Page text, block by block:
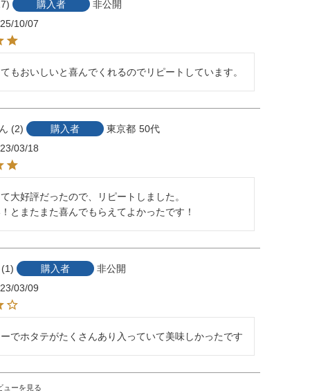
購入者
非公開
10/07
もおいしいと喜んでくれるのでリピートしています。
2 購入者 東京都 50代
03/18
大好評だったので、リピートしました。
とまたまた喜んでもらえてよかったです！
1 購入者
非公開
03/09
でホタテがたくさんあり入っていて美味しかったです
ューを見る